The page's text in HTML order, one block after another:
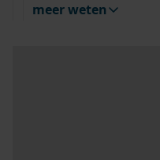
meer weten